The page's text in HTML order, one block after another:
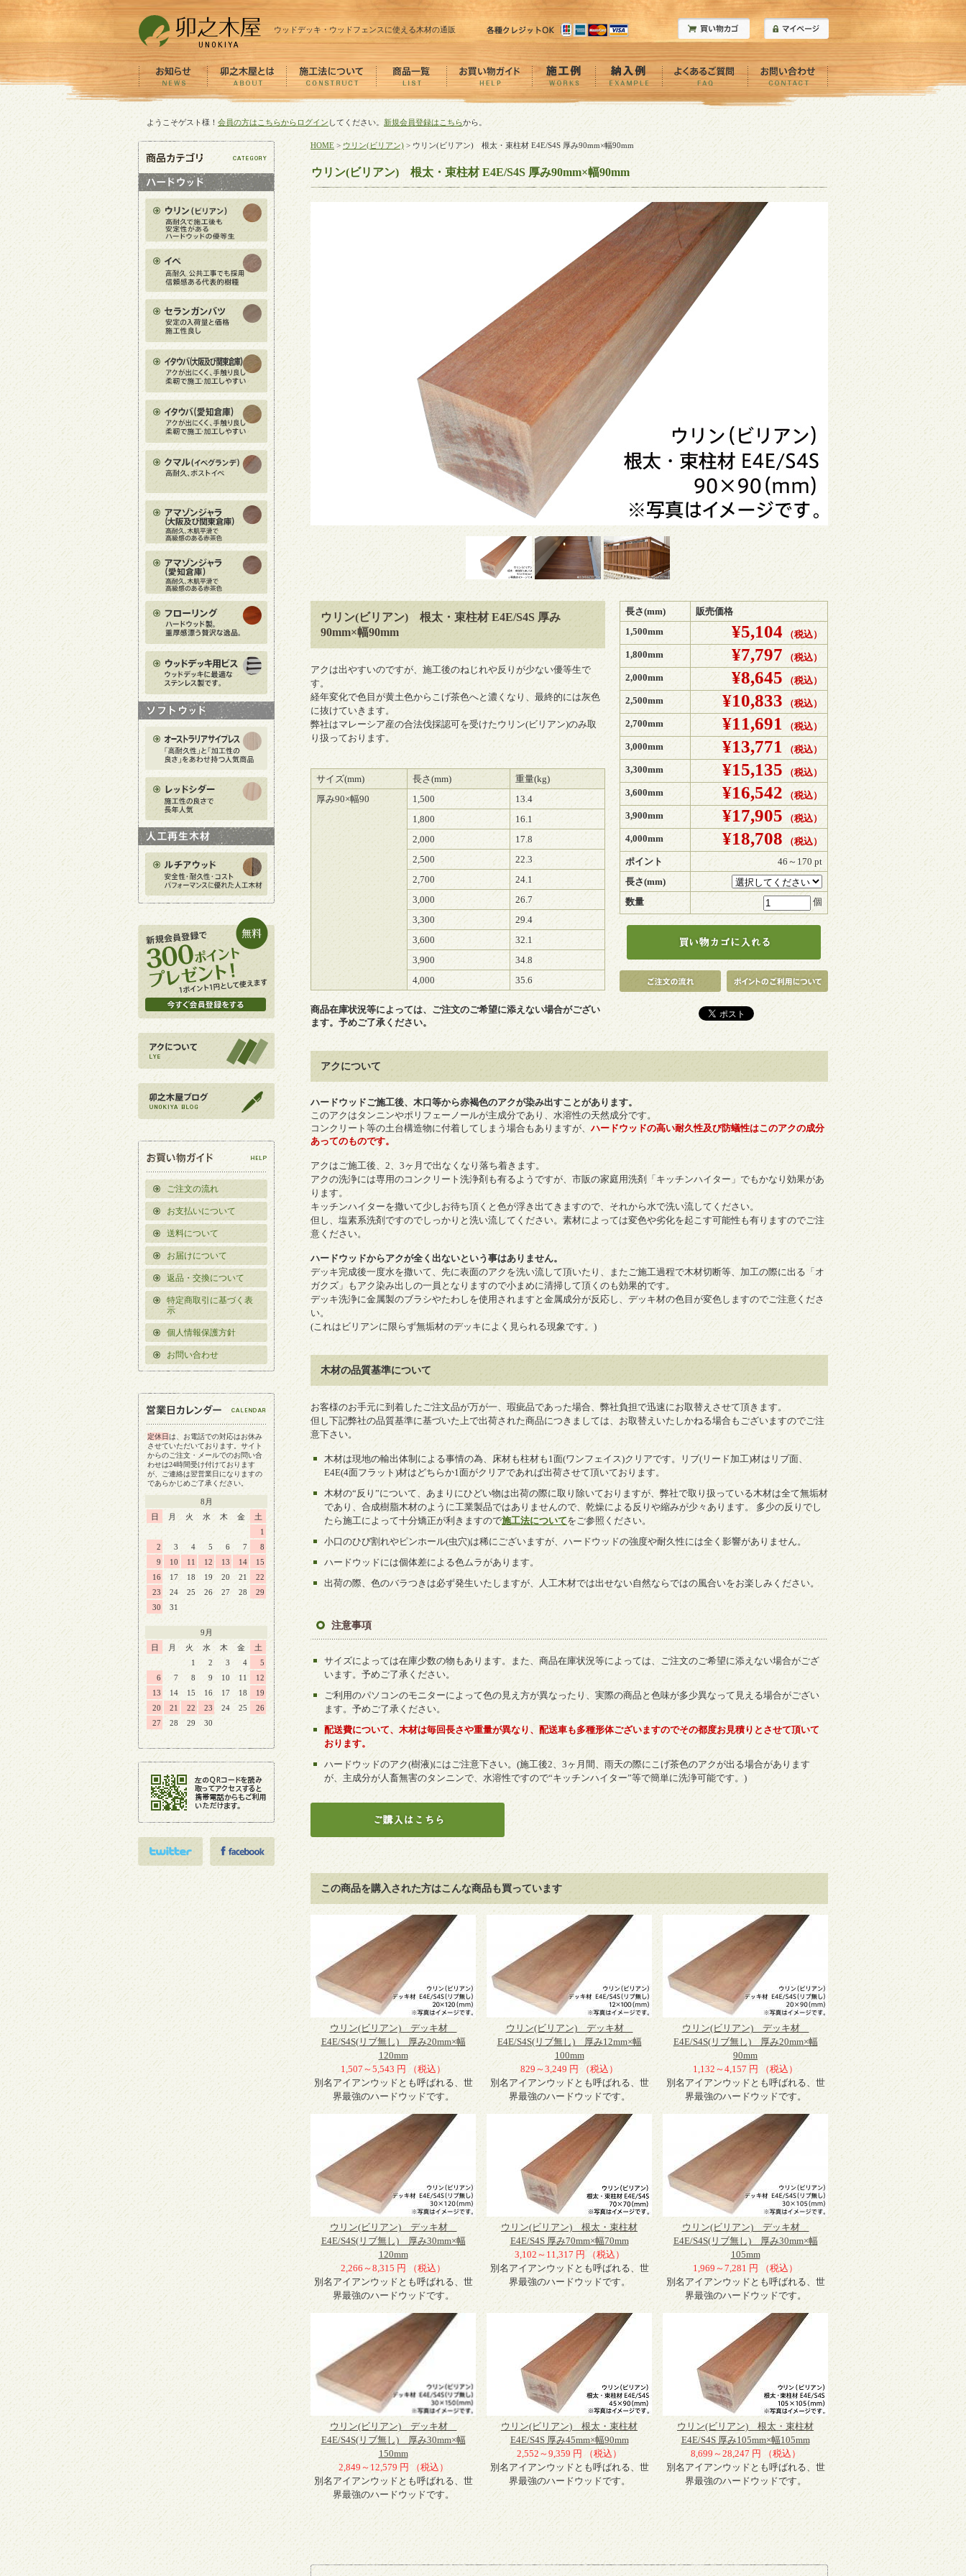
ウッドデッキ・ウッドフェンスに使える木材の通販
ようこそゲスト様！ 会員の方はこちらからログイン してください。 新規会員登録はこちらから。
HOME >ウリン(ビリアン) > ウリン(ビリアン) 根太・束柱材 E4E/S4S 厚み90mm×幅90mm
ウリン(ビリアン) 根太・束柱材 E4E/S4S 厚み90mm×幅90mm
ウリン(ビリアン) 根太・束柱材 E4E/S4S 厚み
90mm×幅90mm
アクは出やすいのですが、施工後のねじれや反りが少ない優等生で
す。
経年変化で色目が黄土色からこげ茶色へと濃くなり、最終的には灰色
に抜けていきます。
弊社はマレーシア産の合法伐採認可を受けたウリン(ビリアン)のみ取
り扱っております。
サイズ(mm) 長さ(mm)
重量(kg)
厚み90×幅90
1,500
13.4
1,800
16.1
2,000
17.8
2,500
22.3
2,700
24.1
3,000
26.7
3,300
29.4
3,600
32.1
3,900
34.8
4,000
35.6
商品在庫状況等によっては、ご注文のご希望に添えない場合がござい
ます。予めご了承ください。
長さ(mm)
販売価格
1,500mm
¥5,104 （税込）
1,800mm
¥7,797 （税込）
2,000mm
¥8,645 （税込）
2,500mm
¥10,833 （税込）
2,700mm
¥11,691
（税込）
3,000mm
¥13,771
（税込）
3,300mm
¥15,135 （税込）
3,600mm
¥16,542 （税込）
3,900mm
¥17,905 （税込）
4,000mm
¥18,708 （税込）
ポイント
46～170 pt
長さ(mm)
数量
個
アクについて
ハードウッドご施工後、木口等から赤褐色のアクが染み出すことがあります。
このアクはタンニンやポリフェーノールが主成分であり、水溶性の天然成分です。
コンクリート等の土台構造物に付着してしまう場合もありますが、ハードウッドの高い耐久性及び防蟻性はこのアクの成分
あってのものです。
アクはご施工後、2、3ヶ月で出なくなり落ち着きます。
アクの洗浄には専用のコンクリート洗浄剤も有るようですが、市販の家庭用洗剤「キッチンハイター」でもかなり効果があ
ります。
キッチンハイターを撒いて少しお待ち頂くと色が浮き出てきますので、それから水で洗い流してください。
但し、塩素系洗剤ですのでしっかりと洗い流してください。素材によっては変色や劣化を起こす可能性も有りますのでご注
意ください。
ハードウッドからアクが全く出ないという事はありません。
デッキ完成後一度水を撒いて、先に表面のアクを洗い流して頂いたり、またご施工過程で木材切断等、加工の際に出る「オ
ガクズ」もアク染み出しの一員となりますので小まめに清掃して頂くのも効果的です。
デッキ洗浄に金属製のブラシやたわしを使用されますと金属成分が反応し、デッキ材の色目が変色しますのでご注意くださ
い。
(これはビリアンに限らず無垢材のデッキによく見られる現象です。)
木材の品質基準について
お客様のお手元に到着したご注文品が万が一、瑕疵品であった場合、弊社負担で迅速にお取替えさせて頂きます。
但し下記弊社の品質基準に基づいた上で出荷された商品につきましては、お取替えいたしかねる場合もございますのでご注
意下さい。
木材は現地の輸出体制による事情の為、床材も柱材も1面(ワンフェイス)クリアです。リブ(リード加工)材はリブ面、
E4E(4面フラット)材はどちらか1面がクリアであれば出荷させて頂いております。
木材の“反り”について、あまりにひどい物は出荷の際に取り除いておりますが、弊社で取り扱っている木材は全て無垢材
であり、合成樹脂木材のように工業製品ではありませんので、乾燥による反りや縮みが少々あります。 多少の反りでし
たら施工によって十分矯正が利きますので施工法についてをご参照ください。
小口のひび割れやピンホール(虫穴)は稀にございますが、ハードウッドの強度や耐久性には全く影響がありません。
ハードウッドには個体差による色ムラがあります。
出荷の際、色のバラつきは必ず発生いたしますが、人工木材では出せない自然ならではの風合いをお楽しみください。
注意事項
サイズによっては在庫少数の物もあります。また、商品在庫状況等によっては、ご注文のご希望に添えない場合がござ
います。予めご了承ください。
ご利用のパソコンのモニターによって色の見え方が異なったり、実際の商品と色味が多少異なって見える場合がござい
ます。予めご了承ください。
配送費について、木材は毎回長さや重量が異なり、配送車も多種形体ございますのでその都度お見積りとさせて頂いて
おります。
ハードウッドのアク(樹液)にはご注意下さい。(施工後2、3ヶ月間、雨天の際にこげ茶色のアクが出る場合があります
が、主成分が人畜無害のタンニンで、水溶性ですので“キッチンハイター”等で簡単に洗浄可能です。)
この商品を購入された方はこんな商品も買っています
ウリン(ビリアン) デッキ材
E4E/S4S(リブ無し) 厚み20mm×幅
120mm
1,507～5,543 円 （税込）
別名アイアンウッドとも呼ばれる、世
界最強のハードウッドです。
ウリン(ビリアン) デッキ材
E4E/S4S(リブ無し) 厚み12mm×幅
100mm
829～3,249 円 （税込）
別名アイアンウッドとも呼ばれる、世
界最強のハードウッドです。
ウリン(ビリアン) デッキ材
E4E/S4S(リブ無し) 厚み20mm×幅
90mm
1,132～4,157 円 （税込）
別名アイアンウッドとも呼ばれる、世
界最強のハードウッドです。
ウリン(ビリアン) デッキ材
E4E/S4S(リブ無し) 厚み30mm×幅
120mm
2,266～8,315 円 （税込）
別名アイアンウッドとも呼ばれる、世
界最強のハードウッドです。
ウリン(ビリアン) 根太・束柱材
E4E/S4S 厚み70mm×幅70mm
3,102～11,317 円 （税込）
別名アイアンウッドとも呼ばれる、世
界最強のハードウッドです。
ウリン(ビリアン) デッキ材
E4E/S4S(リブ無し) 厚み30mm×幅
105mm
1,969～7,281 円 （税込）
別名アイアンウッドとも呼ばれる、世
界最強のハードウッドです。
ウリン(ビリアン) デッキ材
E4E/S4S(リブ無し) 厚み30mm×幅
150mm
2,849～12,579 円 （税込）
別名アイアンウッドとも呼ばれる、世
界最強のハードウッドです。
ウリン(ビリアン) 根太・束柱材
E4E/S4S 厚み45mm×幅90mm
2,552～9,359 円 （税込）
別名アイアンウッドとも呼ばれる、世
界最強のハードウッドです。
ウリン(ビリアン) 根太・束柱材
E4E/S4S 厚み105mm×幅105mm
8,699～28,247 円 （税込）
別名アイアンウッドとも呼ばれる、世
界最強のハードウッドです。
ご注文の流れ
お支払いについて
送料について
お届けについて
返品・交換について
特定商取引に基づく表
示
個人情報保護方針
お問い合わせ
定休日は、お電話での対応はお休み
させていただいております。サイト
からのご注文・メールでのお問い合
わせは24時間受け付けております
が、ご連絡は翌営業日になりますの
であらかじめご了承ください。
8月
日
月 火 水 木 金
土
1
2
3 4 5 6 7
8
9
10 11 12 13 14
15
16
17 18 19 20 21
22
23
24 25 26 27 28
29
30
31
9月
日
月 火 水 木 金
土
1
2 3 4
5
6
7 8 9 10 11
12
13
14 15 16 17 18
19
20
21 22 23 24 25
26
27
28 29 30